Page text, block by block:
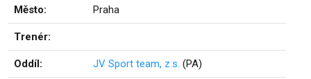
Město: Praha
Trenér:
Oddíl: JV Sport team, z.s. (PA)